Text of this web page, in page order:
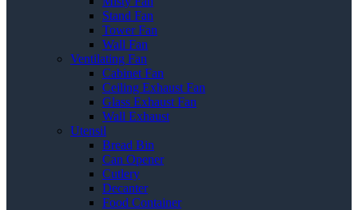
Stand Fan
Tower Fan
Wall Fan
Ventilating Fan
Cabinet Fan
Ceiling Exhaust Fan
Glass Exhaust Fan
Wall Exhaust
Utensil
Bread Bin
Can Opener
Cutlery
Decanter
Food Container